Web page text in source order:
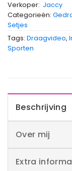
Verkoper: Jaccy
Categorieën:
Setjes
Tags: Draagvideo,
Sporten
Beschrijving
Over mij
Extra